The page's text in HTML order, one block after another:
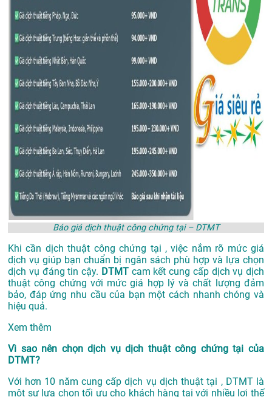
Báo giá dịch thuật công chứng tại – DTMT
Khi cần dịch thuật công chứng tại , việc nắm rõ mức giá
dịch vụ giúp bạn chuẩn bị ngân sách phù hợp và lựa chọn
dịch vụ đáng tin cậy. DTMT cam kết cung cấp dịch vụ dịch
thuật công chứng với mức giá hợp lý và chất lượng đảm
bảo, đáp ứng nhu cầu của bạn một cách nhanh chóng và
hiệu quả.
Xem thêm
Vì sao nên chọn dịch vụ dịch thuật công chứng tại của
DTMT?
Với hơn 10 năm cung cấp dịch vụ dịch thuật tại , DTMT là
một sự lựa chọn tối ưu cho khách hàng tại với nhiều lợi thế